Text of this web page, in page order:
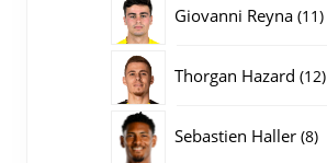
Giovanni Reyna 1111
Thorgan Hazard 1212
Sebastien Haller 88